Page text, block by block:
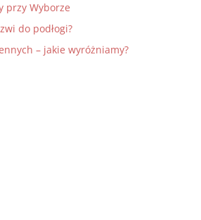
przy Wyborze
do podłogi?
– jakie wyróżniamy?